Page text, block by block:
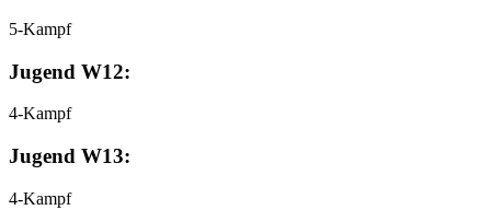
5-Kampf
Jugend W12:
4-Kampf
Jugend W13:
4-Kampf